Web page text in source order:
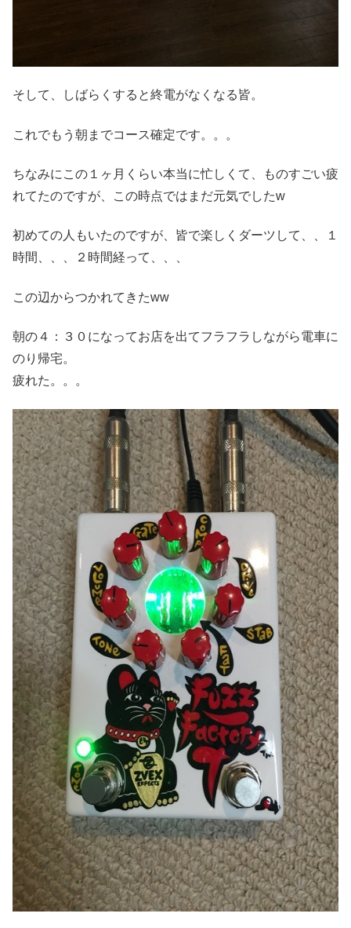
そして、しばらくすると終電がなくなる皆。
これでもう朝までコース確定です。。。
ちなみにこの１ヶ月くらい本当に忙しくて、ものすごい疲
れてたのですが、この時点ではまだ元気でしたw
初めての人もいたのですが、皆で楽しくダーツして、、１
時間、、、２時間経って、、、
この辺からつかれてきたww
朝の４：３０になってお店を出てフラフラしながら電車に
のり帰宅。
疲れた。。。